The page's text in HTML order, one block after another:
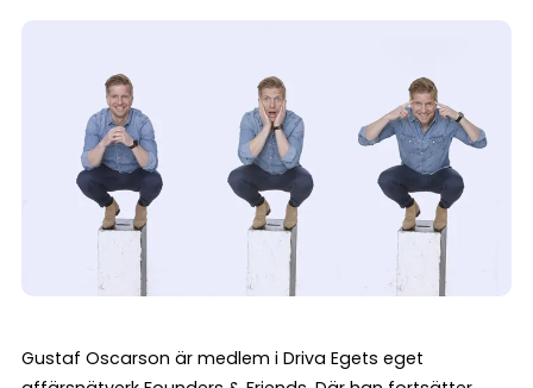
Gustaf Oscarson är medlem i Driva Egets eget